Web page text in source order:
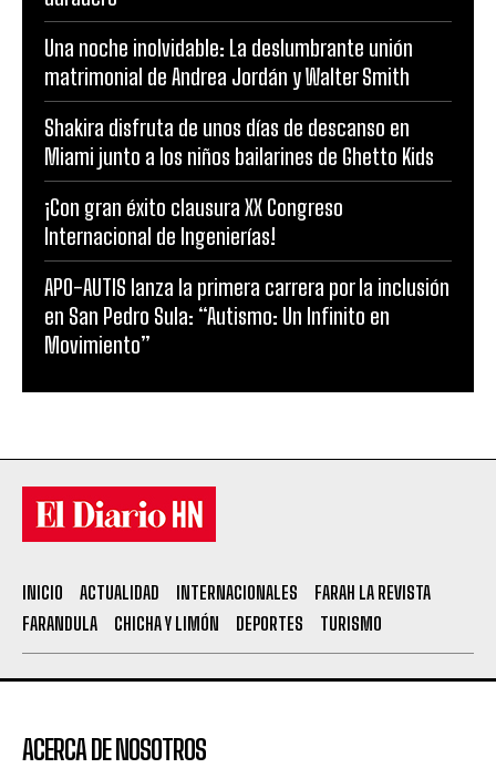
Una noche inolvidable: La deslumbrante unión
matrimonial de Andrea Jordán y Walter Smith
Shakira disfruta de unos días de descanso en
Miami junto a los niños bailarines de Ghetto Kids
¡Con gran éxito clausura XX Congreso
Internacional de Ingenierías!
APO-AUTIS lanza la primera carrera por la inclusión
en San Pedro Sula: “Autismo: Un Infinito en
Movimiento”
INICIO ACTUALIDAD INTERNACIONALES
FARAH LA REVISTA
FARANDULA
CHICHA Y LIMÓN DEPORTES TURISMO
ACERCA DE NOSOTROS